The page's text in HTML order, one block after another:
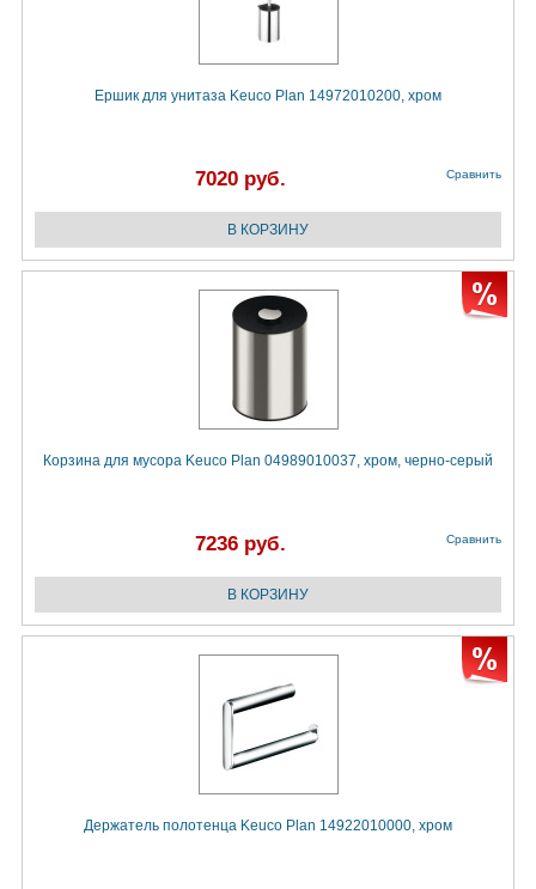
Ершик для унитаза Keuco Plan 14972010200, хром
7020 руб. Сравнить
Корзина для мусора Keuco Plan 04989010037, хром, черно-серый
7236 руб. Сравнить
Держатель полотенца Keuco Plan 14922010000, хром